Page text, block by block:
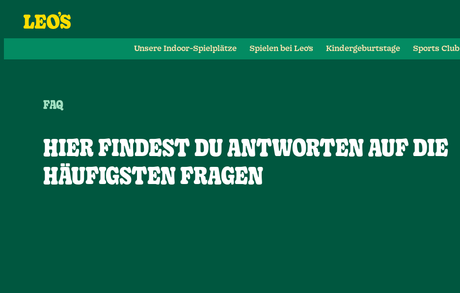
Unsere Indoor-Spielplätze Spielen bei Leo's Kindergeburtstage Sports Club
HIER FINDEST DU ANTWORTEN AUF DIE
HÄUFIGSTEN FRAGEN
FAQ